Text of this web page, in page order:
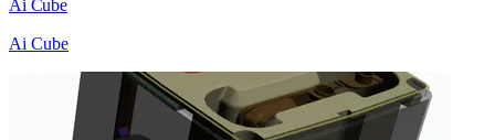
Ai Cube
Ai Cube